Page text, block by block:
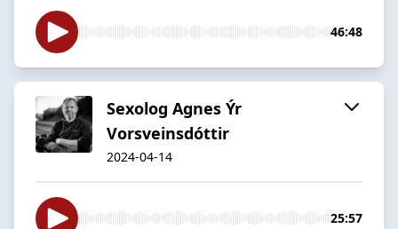
46:48
Sexolog Agnes Ýr
Vorsveinsdóttir
2024-04-14
25:57